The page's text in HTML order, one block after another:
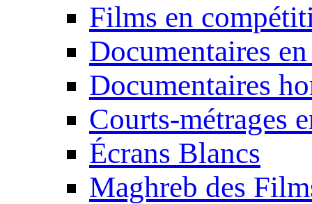
Films en
Documentaires
Documentaires
Courts-métrages
Écrans Blancs
Maghreb des